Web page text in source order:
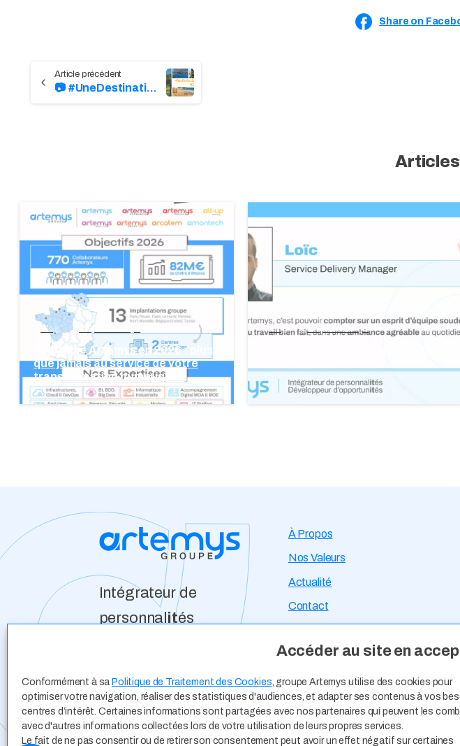
Accéder au site en
Conformément à sa Politique de Traitement des Cookies, groupe Artemys utilise des cookies pour
optimiser votre navigation, réaliser des statistiques d'audiences, et adapter ses contenus à vos
centres d’intérêt. Certaines informations sont partagées avec nos partenaires qui peuvent les
avec d'autres informations collectées lors de votre utilisation de leurs propres services.
Le fait de ne pas consentir ou de retirer son consentement peut avoir un effet négatif sur certaines
Share on
Continue
Reading
📷 #UneDestination2021 #UnCliché
blog groupe Artemys
🚀 groupe Artemys en 2026 : plus
que jamais au service de votre
transformation numérique !
blog groupe Artemys
Intégrateur de
personnal ités
À Propos
Nos Valeurs
Actualité
Contact
Expertises Métiers
Offres d’Emploi
Candidature Spontanée